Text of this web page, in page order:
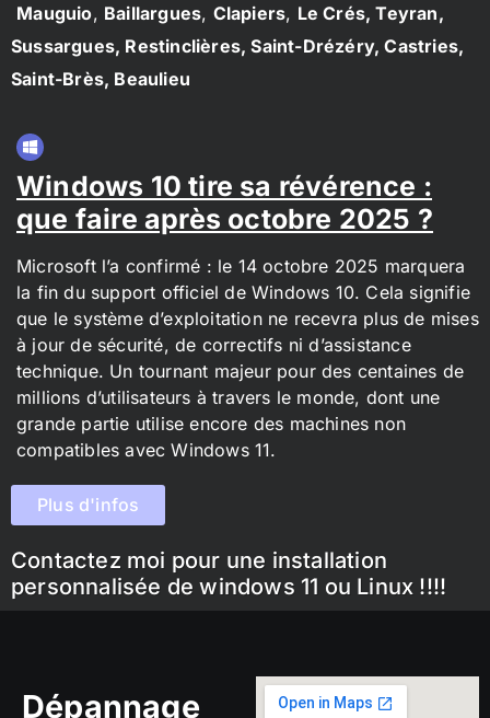
Mauguio, Baillargues, Clapiers, Le Crés, Teyran,
Sussargues, Restinclières, Saint-Drézéry, Castries,
Saint-Brès, Beaulieu
Windows 10 tire sa révérence :
que faire après octobre 2025 ?
Microsoft l’a confirmé : le 14 octobre 2025 marquera
la fin du support officiel de Windows 10. Cela signifie
que le système d’exploitation ne recevra plus de mises
à jour de sécurité, de correctifs ni d’assistance
technique. Un tournant majeur pour des centaines de
millions d’utilisateurs à travers le monde, dont une
grande partie utilise encore des machines non
compatibles avec Windows 11.
Plus d'infos
Contactez moi pour une installation
personnalisée de windows 11 ou Linux !!!!
Dépannage